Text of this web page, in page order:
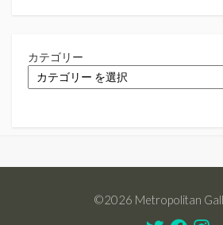
カテゴリー
©2026 Metropolitan